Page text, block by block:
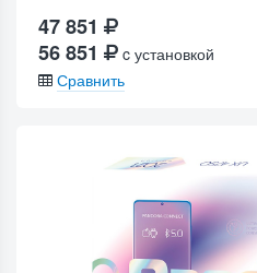
47 851
56 851
c установкой
Сравнить